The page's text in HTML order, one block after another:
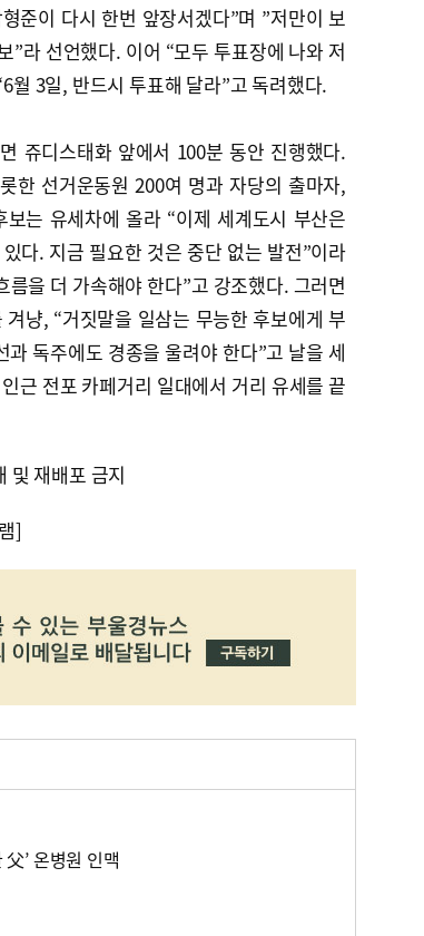
준이 다시 한번 앞장서겠다”며 ”저만이 보
라 선언했다. 이어 “모두 투표장에 나와 저
월 3일, 반드시 투표해 달라”고 독려했다.
쥬디스태화 앞에서 100분 동안 진행했다.
한 선거운동원 200여 명과 자당의 출마자,
는 유세차에 올라 “이제 세계도시 부산은
다. 지금 필요한 것은 중단 없는 발전”이라
을 더 가속해야 한다”고 강조했다. 그러면
냥, “거짓말을 일삼는 무능한 후보에게 부
독주에도 경종을 울려야 한다”고 날을 세
근 전포 카페거리 일대에서 거리 유세를 끝
재배포 금지
]
’ 온병원 인맥